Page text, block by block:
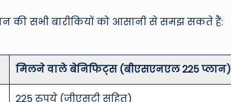
की सभी बारीकियों को आसानी से समझ सकते हैं:
मिलने वाले बेनिफिट्स (बीएसएनएल 225 प्लान)
225 रुपये (जीएसटी सहित)